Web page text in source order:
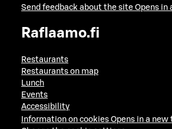
Send feedback about the site Opens in
Raflaamo.fi
Restaurants
Restaurants on map
Lunch
Events
Accessibility
Information on cookies Opens in a new